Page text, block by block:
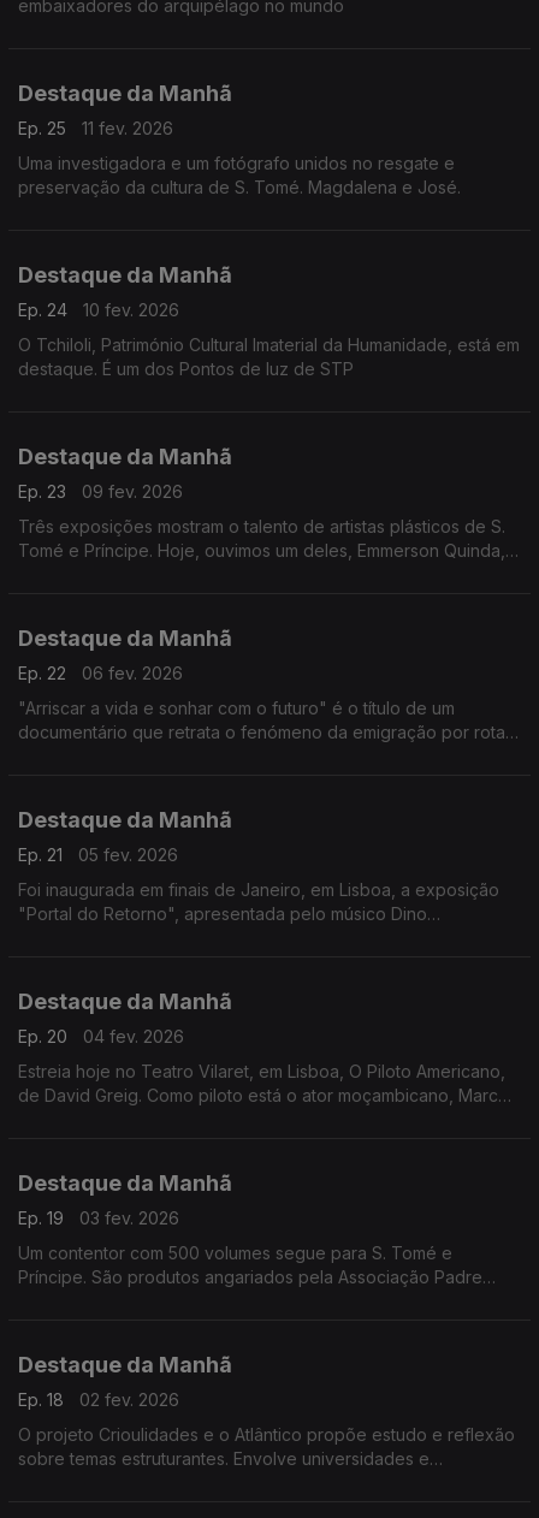
embaixadores do arquipélago no mundo
Destaque da Manhã
Ep. 25
11 fev. 2026
Uma investigadora e um fotógrafo unidos no resgate e
preservação da cultura de S. Tomé. Magdalena e José.
Destaque da Manhã
Ep. 24
10 fev. 2026
O Tchiloli, Património Cultural Imaterial da Humanidade, está em
destaque. É um dos Pontos de luz de STP
Destaque da Manhã
Ep. 23
09 fev. 2026
Três exposições mostram o talento de artistas plásticos de S.
Tomé e Príncipe. Hoje, ouvimos um deles, Emmerson Quinda, e
Destaque da Manhã
Ep. 22
06 fev. 2026
"Arriscar a vida e sonhar com o futuro" é o título de um
documentário que retrata o fenómeno da emigração por rotas
Destaque da Manhã
Ep. 21
05 fev. 2026
Foi inaugurada em finais de Janeiro, em Lisboa, a exposição
"Portal do Retorno", apresentada pelo músico Dino
Destaque da Manhã
Ep. 20
04 fev. 2026
Estreia hoje no Teatro Vilaret, em Lisboa, O Piloto Americano,
de David Greig. Como piloto está o ator moçambicano, Marco
Destaque da Manhã
Ep. 19
03 fev. 2026
Um contentor com 500 volumes segue para S. Tomé e
Príncipe. São produtos angariados pela Associação Padre
Destaque da Manhã
Ep. 18
02 fev. 2026
O projeto Crioulidades e o Atlântico propõe estudo e reflexão
sobre temas estruturantes. Envolve universidades e